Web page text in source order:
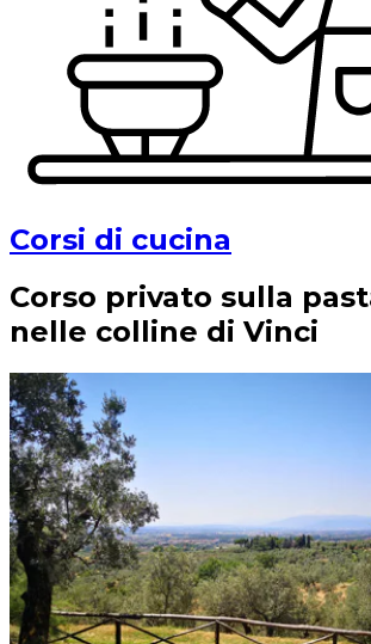
Corsi di cucina
Corso privato sulla
nelle colline di Vinci